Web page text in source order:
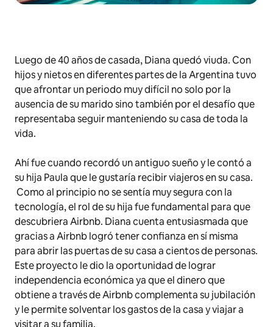
Luego de 40 años de casada, Diana quedó viuda. Con
hijos y nietos en diferentes partes de la Argentina tuvo
que afrontar un periodo muy difícil no solo por la
ausencia de su marido sino también por el desafío que
representaba seguir manteniendo su casa de toda la
vida.
Ahí fue cuando recordó un antiguo sueño y le contó a
su hija Paula que le gustaría recibir viajeros en su casa.
Como al principio no se sentía muy segura con la
tecnología, el rol de su hija fue fundamental para que
descubriera Airbnb. Diana cuenta entusiasmada que
gracias a Airbnb logró tener confianza en sí misma
para abrir las puertas de su casa a cientos de personas.
Este proyecto le dio la oportunidad de lograr
independencia económica ya que el dinero que
obtiene a través de Airbnb complementa su jubilación
y le permite solventar los gastos de la casa y viajar a
visitar a su familia.